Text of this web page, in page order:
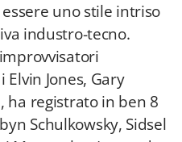
uno stile intriso
industro-tecno.
Jones, Gary
ha registrato in ben 8
Schulkowsky, Sidsel